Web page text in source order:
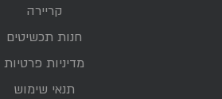
קריירה
חנות תכשיטים
מדיניות פרטיות
תנאי שימוש